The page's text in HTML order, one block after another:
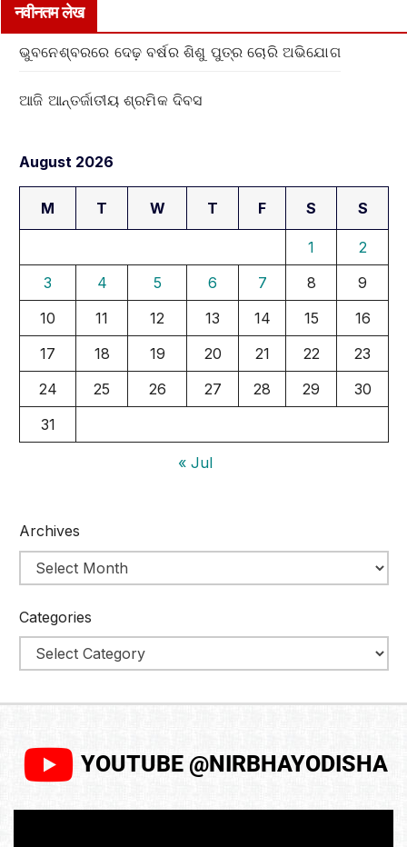
नवीनतम लेख
ଭୁବନେଶ୍ବରରେ ଦେଢ଼ ବର୍ଷର ଶିଶୁ ପୁତ୍ର ଚୋରି ଅଭିଯୋଗ
ଆଜି ଆନ୍ତର୍ଜାତୀୟ ଶ୍ରମିକ ଦିବସ
August 2026
M T W T F S S
1
2
3
4 5 6 7 8
9
10
11 12 13 14 15
16
17
18 19 20 21 22
23
24
25 26 27 28 29
30
31
« Jul
Archives
Categories
YOUTUBE @NIRBHAYODISHA